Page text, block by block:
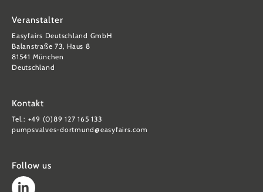
Veranstalter
Easyfairs Deutschland GmbH
Balanstraße 73, Haus 8
81541 München
Deutschland
Kontakt
Tel.: +49 (0)89 127 165 133
pumpsvalves-dortmund@easyfairs.com
Follow us